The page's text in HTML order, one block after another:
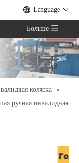
Language
Больше
коляска »
ручная инвалидная